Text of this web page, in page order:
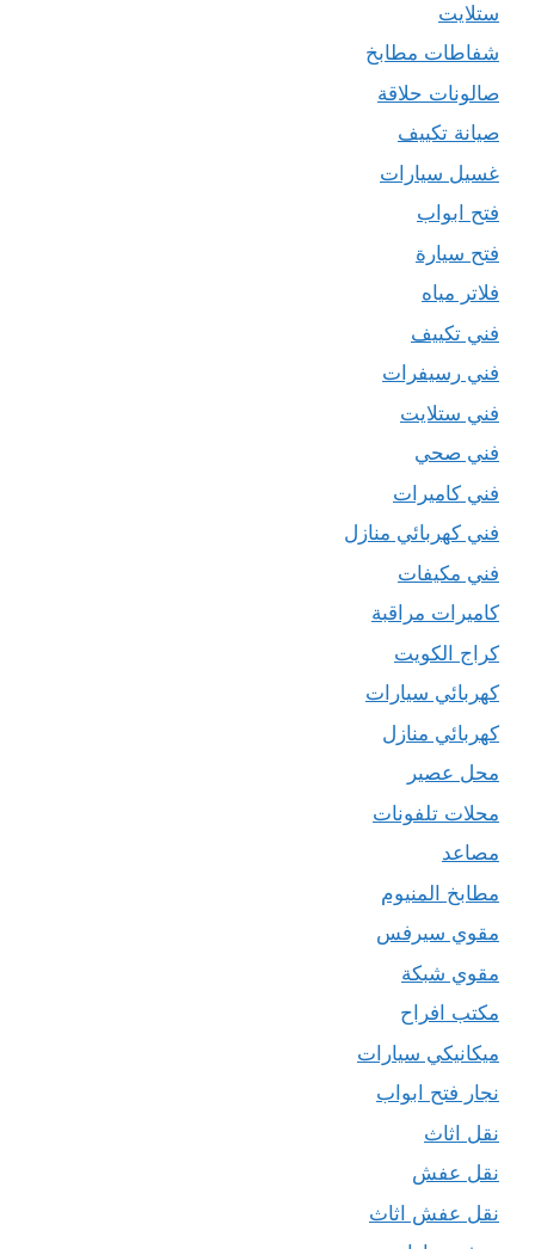
ستلايت
شفاطات مطابخ
صالونات حلاقة
صيانة تكييف
غسيل سيارات
فتح ابواب
فتح سيارة
فلاتر مياه
فني تكييف
فني رسيفرات
فني ستلايت
فني صحي
فني كاميرات
فني كهربائي منازل
فني مكيفات
كاميرات مراقبة
كراج الكويت
كهربائي سيارات
كهربائي منازل
محل عصير
محلات تلفونات
مصاعد
مطابخ المنيوم
مقوي سيرفس
مقوي شبكة
مكتب افراح
ميكانيكي سيارات
نجار فتح ابواب
نقل اثاث
نقل عفش
نقل عفش اثاث